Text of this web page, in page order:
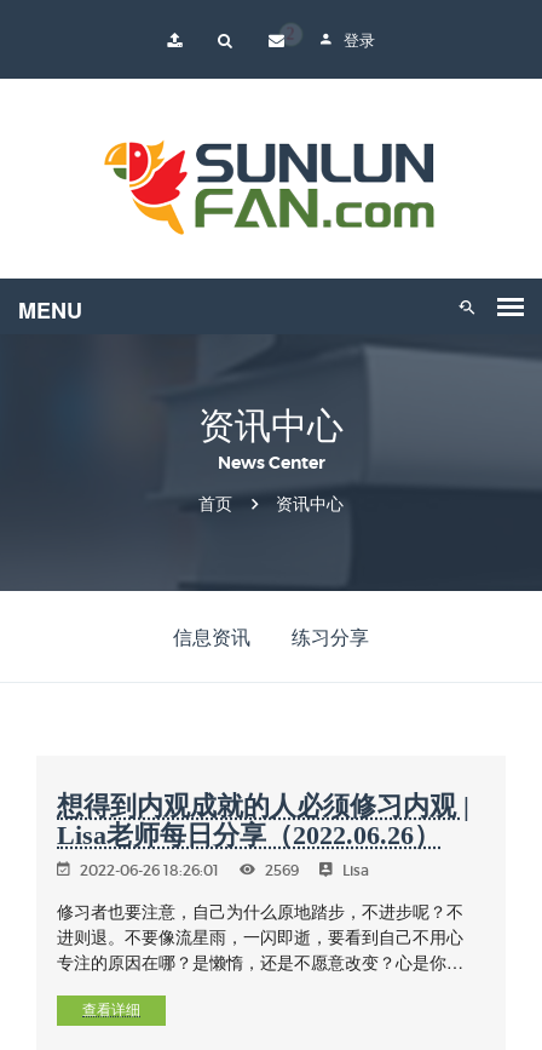
登录
资讯中心
News Center
首页
资讯中心
信息资讯 练习分享
想得到内观成就的人必须修习内观 |
Lisa老师每日分享（2022.06.26）
2022-06-26 18:26:01 2569 Lisa
修习者也要注意，自己为什么原地踏步，不进步呢？不
进则退。不要像流星雨，一闪即逝，要看到自己不用心
专注的原因在哪？是懒惰，还是不愿意改变？心是你自
能是死亡的到来。 不要像乌龟，头伸出来又缩回去。要
查看详细